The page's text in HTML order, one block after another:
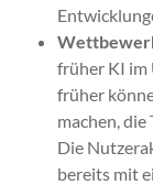
früher KI im
früher
machen, die
Die
bere­its mit